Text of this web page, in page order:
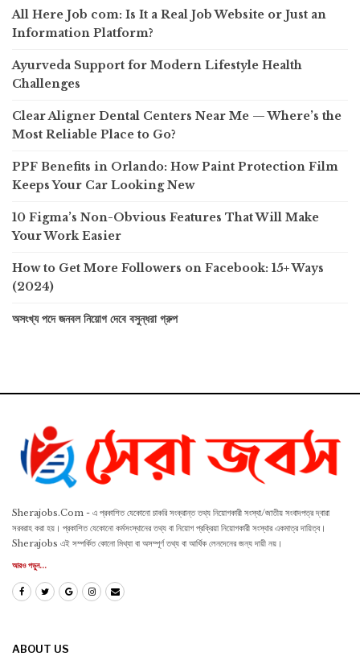
All Here Job com: Is It a Real Job Website or Just an
Information Platform?
Ayurveda Support for Modern Lifestyle Health
Challenges
Clear Aligner Dental Centers Near Me — Where’s the
Most Reliable Place to Go?
PPF Benefits in Orlando: How Paint Protection Film
Keeps Your Car Looking New
10 Figma’s Non-Obvious Features That Will Make
Your Work Easier
How to Get More Followers on Facebook: 15+ Ways
(2024)
অসংখ্য পদে জনবল নিয়োগ দেবে বসুন্ধরা গ্রুপ
Sherajobs.Com - এ প্রকাশিত যেকোনো চাকরি সংক্রান্ত তথ্য নিয়োগকারী সংস্থা/জাতীয় সংবাদপত্র দ্বারা
সরবরাহ করা হয়। প্রকাশিত যেকোনো কর্মসংস্থানের তথ্য বা নিয়োগ প্রক্রিয়া নিয়োগকারী সংস্থার একমাত্র দায়িত্ব।
Sherajobs এই সম্পর্কিত কোনো মিথ্যা বা অসম্পূর্ণ তথ্য বা আর্থিক লেনদেনের জন্য দায়ী নয়।
আরও পড়ুন...
ABOUT US